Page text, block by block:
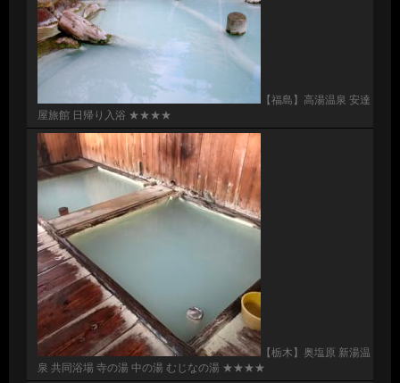
【福島】高湯温泉 安達
屋旅館 日帰り入浴 ★★★★
【栃木】奥塩原 新湯温
泉 共同浴場 寺の湯 中の湯 むじなの湯 ★★★★